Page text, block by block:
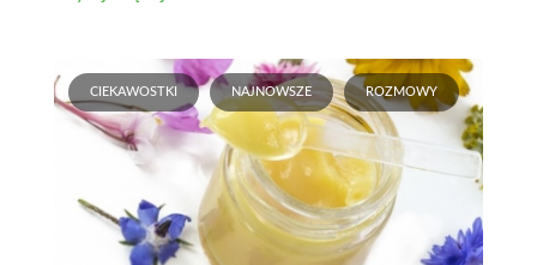
CIEKAWOSTKI NAJNOWSZE ROZMOWY